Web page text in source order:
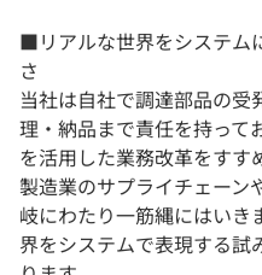
■リアルな世界をシステム
さ
当社は自社で調達部品の
理・納品まで責任を持って
を活用した業務改革をすす
製造業のサプライチェーン
岐にわたり一筋縄にはい
界をシステムで表現する試